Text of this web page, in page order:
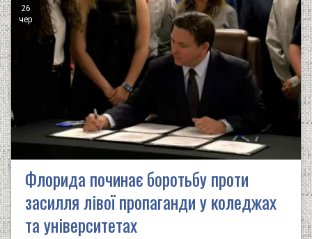
26
чер
Флорида починає боротьбу проти
засилля лівої пропаганди у коледжах
та університетах